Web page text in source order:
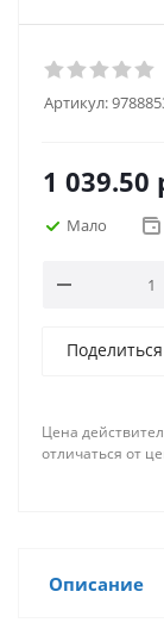
Артикул:
1 039.50
Мало
Поделиться
Цена
отличаться от
Описание